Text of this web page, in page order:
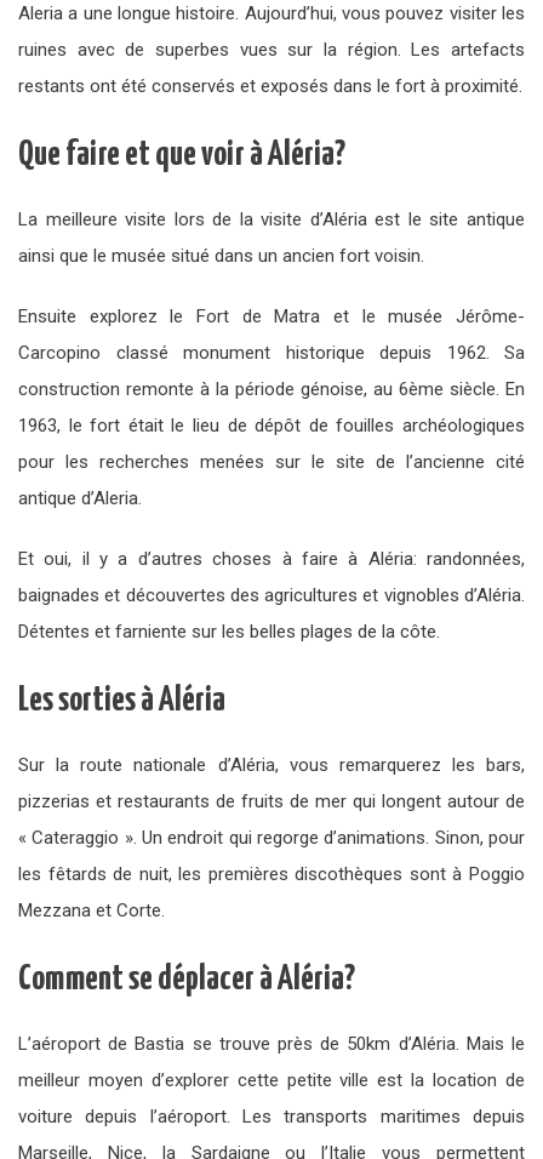
Aleria a une longue histoire. Aujourd’hui, vous pouvez visiter les
ruines avec de superbes vues sur la région. Les artefacts
restants ont été conservés et exposés dans le fort à proximité.
Que faire et que voir à Aléria?
La meilleure visite lors de la visite d’Aléria est le site antique
ainsi que le musée situé dans un ancien fort voisin.
Ensuite explorez le Fort de Matra et le musée Jérôme-
Carcopino classé monument historique depuis 1962. Sa
construction remonte à la période génoise, au 6ème siècle. En
1963, le fort était le lieu de dépôt de fouilles archéologiques
pour les recherches menées sur le site de l’ancienne cité
antique d’Aleria.
Et oui, il y a d’autres choses à faire à Aléria: randonnées,
baignades et découvertes des agricultures et vignobles d’Aléria.
Détentes et farniente sur les belles plages de la côte.
Les sorties à Aléria
Sur la route nationale d’Aléria, vous remarquerez les bars,
pizzerias et restaurants de fruits de mer qui longent autour de
« Cateraggio ». Un endroit qui regorge d’animations. Sinon, pour
les fêtards de nuit, les premières discothèques sont à Poggio
Mezzana et Corte.
Comment se déplacer à Aléria?
L’aéroport de Bastia se trouve près de 50km d’Aléria. Mais le
meilleur moyen d’explorer cette petite ville est la location de
voiture depuis l’aéroport. Les transports maritimes depuis
Marseille, Nice, la Sardaigne ou l’Italie vous permettent